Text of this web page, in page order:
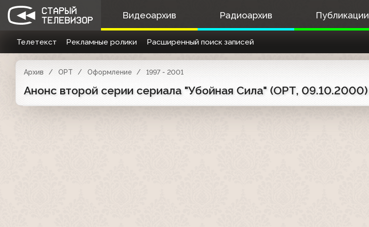
Видеоархив Радиоархив Публикации
Телетекст Рекламные ролики Расширенный поиск записей
Архив ОРТ Оформление 1997 - 2001
Анонс второй серии сериала "Убойная Сила" (ОРТ, 09.10.2000)